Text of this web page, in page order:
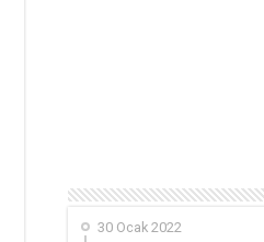
30 Ocak 2022